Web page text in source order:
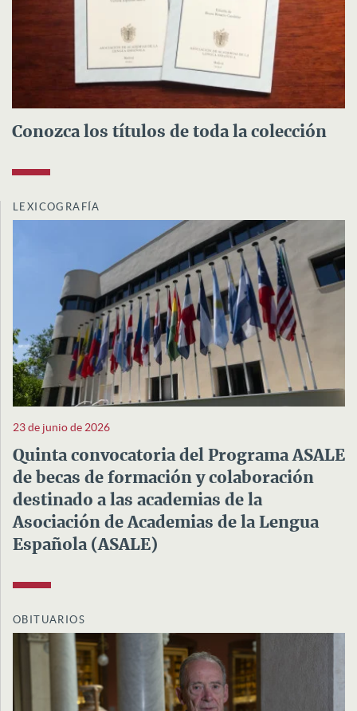
Conozca los títulos de toda la colección
LEXICOGRAFÍA
23 de junio de 2026
Quinta convocatoria del Programa ASALE
de becas de formación y colaboración
destinado a las academias de la
Asociación de Academias de la Lengua
Española (ASALE)
OBITUARIOS